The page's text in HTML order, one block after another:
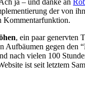
der von
Kommentarfunktion.
, ein paar genervten
Aufbäumen gegen den
nach vielen 100
ist seit letztem